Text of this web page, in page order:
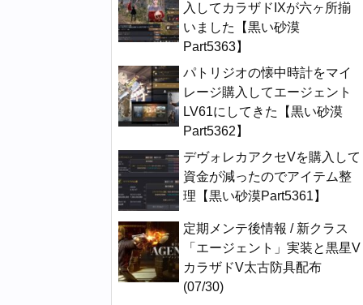
入してカラザドIXが六ヶ所揃
いました【黒い砂漠
Part5363】
パトリジオの懐中時計をマイ
レージ購入してエージェント
LV61にしてきた【黒い砂漠
Part5362】
デヴォレカアクセVを購入して
資金が減ったのでアイテム整
理【黒い砂漠Part5361】
定期メンテ後情報 / 新クラス
「エージェント」実装と黒星V
カラザドV太古防具配布
(07/30)